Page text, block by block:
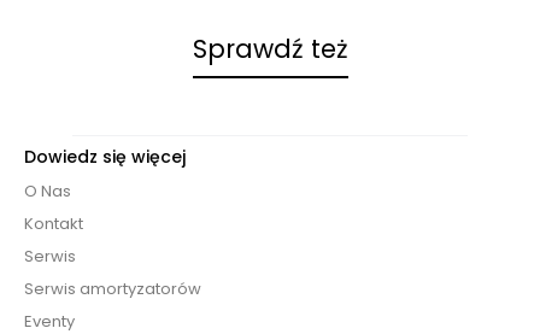
Sprawdź też
Dowiedz się więcej
O Nas
Kontakt
Serwis
Serwis amortyzatorów
Eventy